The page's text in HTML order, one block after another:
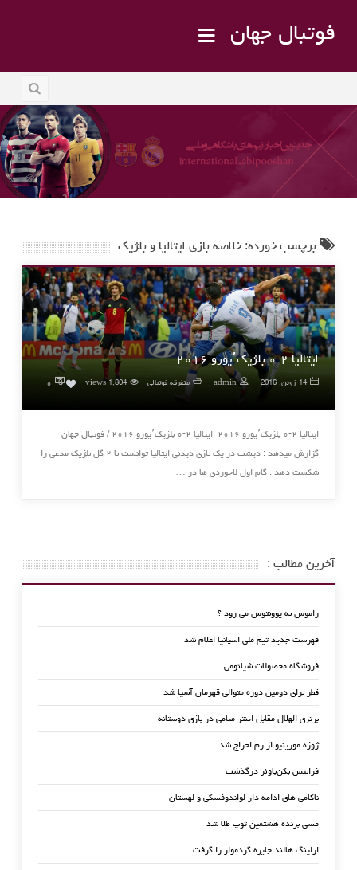
فوتبال جهان
برچسب خورده: خلاصه بازی ایتالیا و بلژیک
ایتالیا ۲-۰ بلژیک٬یورو ۲۰۱۶
14 ژوئن, 2016 admin متفرقه فوتبالی 1,804 views
0 ۰
ایتالیا ۲-۰ بلژیک٬یورو ۲۰۱۶ ایتالیا ۲-۰ بلژیک٬یورو ۲۰۱۶ / فوتبال جهان
گزارش میدهد : دیشب در یک بازی دیدنی ایتالیا توانست با ۲ گل بلژیک مدعی را
شکست دهد . گام اول لاجوردی ها در …
آخرین مطالب :
راموس به یوونتوس می رود ؟
فهرست جدید تیم ملی اسپانیا اعلام شد
فروشگاه محصولات شیائومی
قطر برای دومین دوره متوالی قهرمان آسیا شد
برتری الهلال مقابل اینتر میامی در بازی دوستانه
ژوزه مورینیو از رم اخراج شد
فرانتس بکن‌باوئر درگذشت
ناکامی های ادامه دار لواندوفسکی و لهستان
مسی برنده هشتمین توپ طلا شد
ارلینگ هالند جایزه گردمولر را گرفت